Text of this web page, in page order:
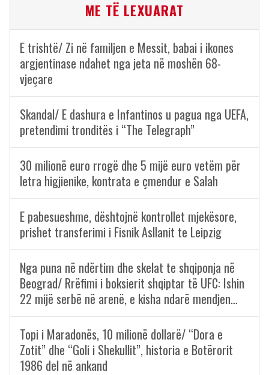
ME TË LEXUARAT
E trishtë/ Zi në familjen e Messit, babai i ikones
argjentinase ndahet nga jeta në moshën 68-
vjeçare
Skandal/ E dashura e Infantinos u pagua nga UEFA,
pretendimi tronditës i “The Telegraph”
30 milionë euro rrogë dhe 5 mijë euro vetëm për
letra higjienike, kontrata e çmendur e Salah
E pabesueshme, dështojnë kontrollet mjekësore,
prishet transferimi i Fisnik Asllanit te Leipzig
Nga puna në ndërtim dhe skelat te shqiponja në
Beograd/ Rrëfimi i boksierit shqiptar të UFC: Ishin
22 mijë serbë në arenë, e kisha ndarë mendjen…
Topi i Maradonës, 10 milionë dollarë/ “Dora e
Zotit” dhe “Goli i Shekullit”, historia e Botërorit
1986 del në ankand